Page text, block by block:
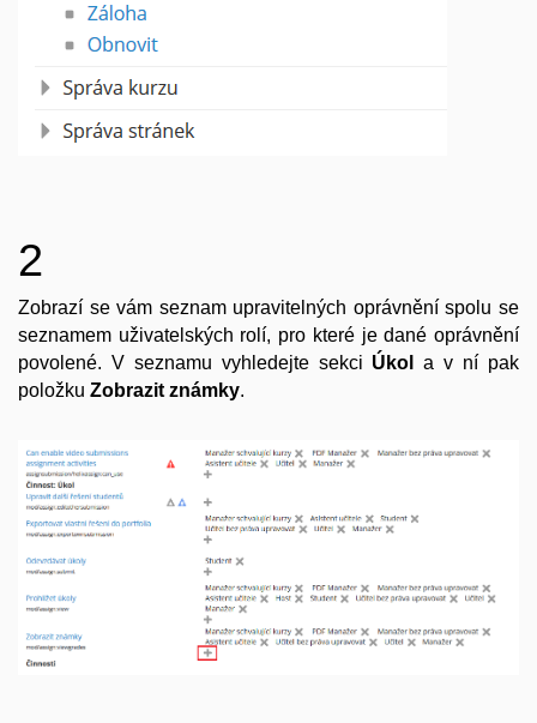
2
Zobrazí se vám seznam upravitelných oprávnění spolu se
seznamem uživatelských rolí, pro které je dané oprávnění
povolené. V seznamu vyhledejte sekci Úkol
a v ní pak
položku Zobrazit známky.